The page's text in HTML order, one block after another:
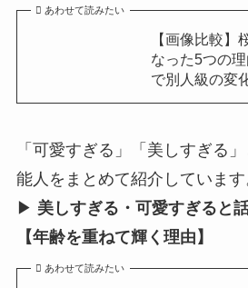
あわせて読みたい
【画像比較】
なった5つの
で別人級の変
「可愛すぎる」「美しすぎる
能人をまとめて紹介しています
▶︎ 美しすぎる・可愛すぎると
【年齢を重ねて輝く理由】
あわせて読みたい